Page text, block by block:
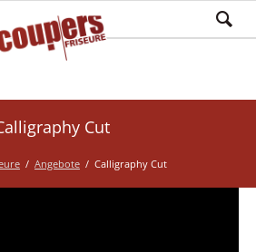
Cut
Angebote Calligraphy Cut